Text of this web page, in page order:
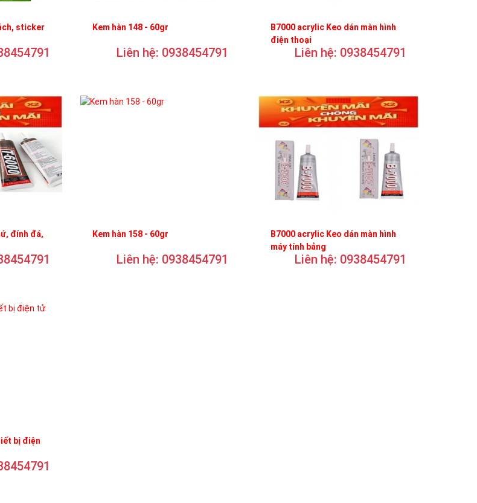
sticker
Kem hàn 148 - 60gr
Liên hệ: 0938454791
B7000 acrylic Keo dán màn hình
điện thoại
Liên hệ: 0938454791
đính đá,
Kem hàn 158 - 60gr
Liên hệ: 0938454791
B7000 acrylic Keo dán màn hình
máy tính bảng
Liên hệ: 0938454791
bị điện